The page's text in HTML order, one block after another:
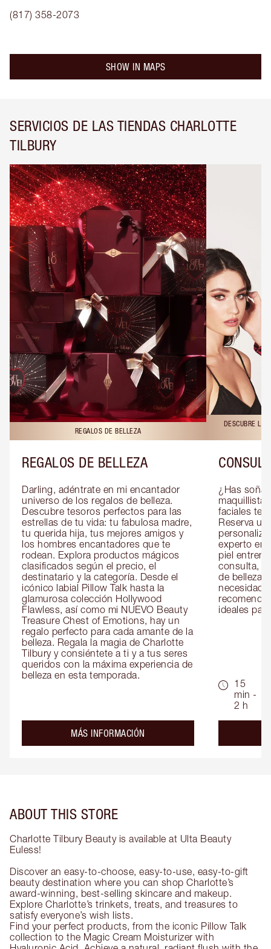
(817) 358-2073
SHOW IN MAPS
SERVICIOS DE LAS TIENDAS CHARLOTTE
TILBURY
REGALOS DE BELLEZA
REGALOS DE BELLEZA
Darling, adéntrate en mi encantador
universo de los regalos de belleza.
Descubre tesoros perfectos para las
estrellas de tu vida: tu fabulosa madre,
tu querida hija, tus mejores amigos y
los hombres encantadores que te
rodean. Explora productos mágicos
clasificados según el precio, el
destinatario y la categoría. Desde el
icónico labial Pillow Talk hasta la
glamurosa colección Hollywood
Flawless, así como mi NUEVO Beauty
Treasure Chest of Emotions, hay un
regalo perfecto para cada amante de la
belleza. Regala la magia de Charlotte
Tilbury y consiéntete a ti y a tus seres
queridos con la máxima experiencia de
belleza en esta temporada.
MÁS INFORMACIÓN
DESCUBRE
¿Has
maquillista
faciales te
Reserva
experto en
piel
consulta,
de belleza
ideales
15
min -
2 h
ABOUT THIS STORE
Charlotte Tilbury Beauty is available at Ulta Beauty
Euless!
Discover an easy-to-choose, easy-to-use, easy-to-gift
beauty destination where you can shop Charlotte’s
award-winning, best-selling skincare and makeup.
Explore Charlotte’s trinkets, treats, and treasures to
satisfy everyone’s wish lists.
Find your perfect products, from the iconic Pillow Talk
collection to the Magic Cream Moisturizer with